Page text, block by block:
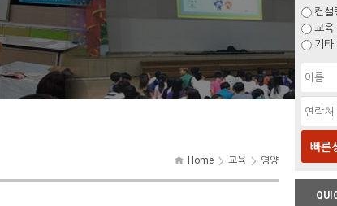
Home 교육 영양
컨설
교육
기타
빠른